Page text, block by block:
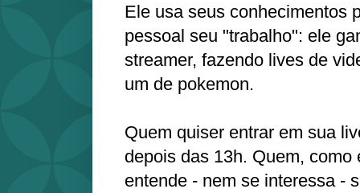
Ele usa seus conhecimentos
pessoal seu "trabalho": ele
streamer, fazendo lives de
um de pokemon.
Quem quiser entrar em sua
depois das 13h. Quem, como
entende - nem se interessa -